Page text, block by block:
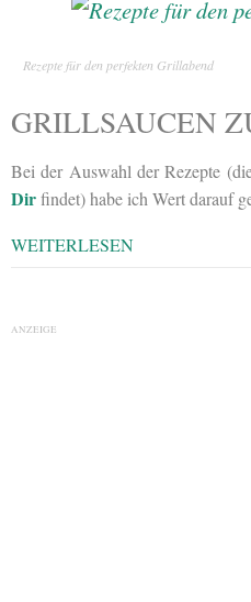
Rezepte für den perfekten Grillabend
GRILLSAUCEN
Bei der Auswahl der Rezepte
Dirfindet) habe ich Wert darauf
WEITERLESEN
ANZEIGE